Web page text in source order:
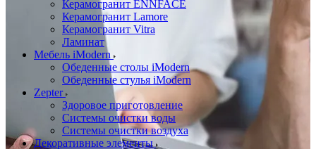
Керамогранит ENNFACE
Керамогранит Lamore
Керамогранит Vitra
Ламинат
Мебель iModern
Обеденные столы iModern
Обеденные стулья iModern
Zepter
Здоровое приготовление
Системы очистки воды
Системы очистки воздуха
Декоративные элементы